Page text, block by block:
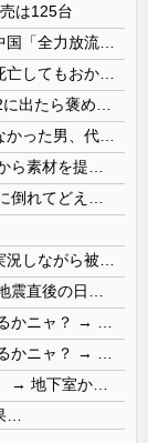
は125台
…